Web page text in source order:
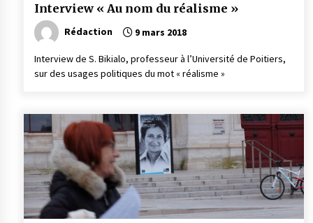
Interview « Au nom du réalisme »
Rédaction 9 mars 2018
Interview de S. Bikialo, professeur à l’Université de Poitiers,
sur des usages politiques du mot « réalisme »